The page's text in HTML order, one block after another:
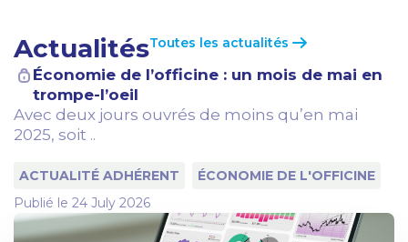
ActualitésToutes les actualités
Économie de l’officine : un mois de mai en
trompe-l’oeil
Avec deux jours ouvrés de moins qu’en mai
2025, soit ..
ACTUALITÉ ADHÉRENT
ÉCONOMIE DE L'OFFICINE
Publié le 24 July 2026